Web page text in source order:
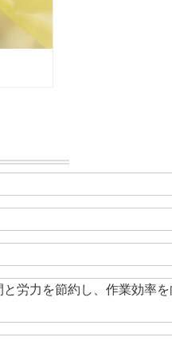
労力を節約し、作業効率